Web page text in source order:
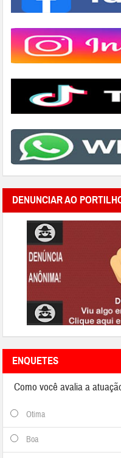
DENUNCIAR AO
ENQUETES
Como você avalia a
Otima
Boa